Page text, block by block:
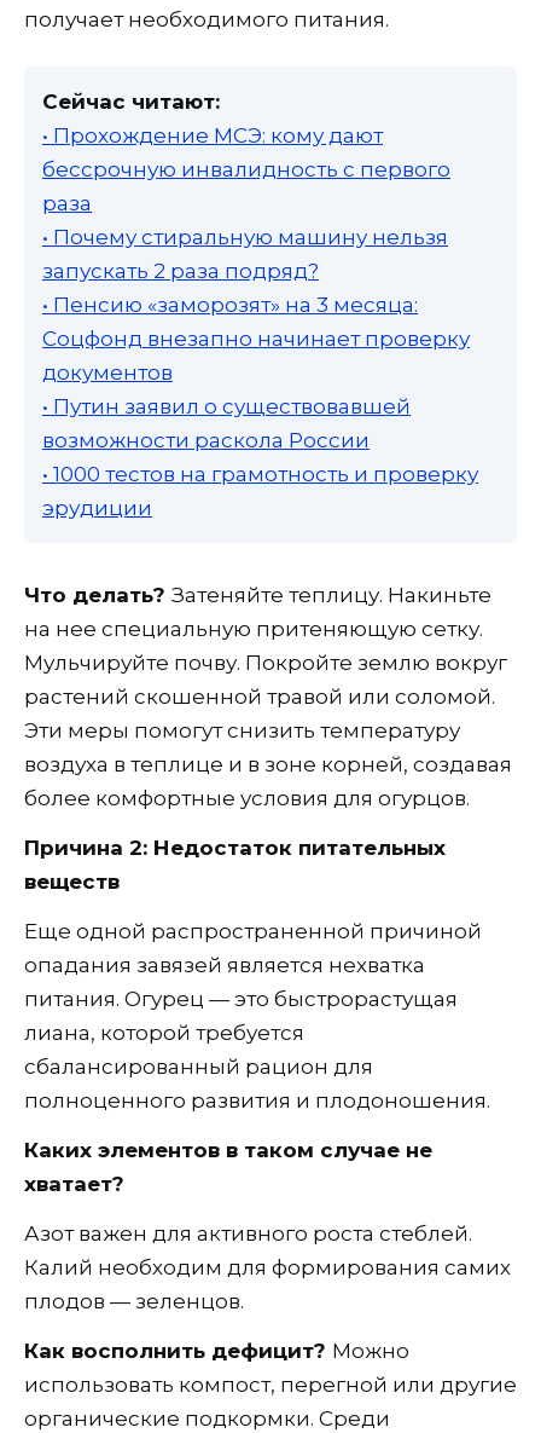
получает необходимого питания.
Сейчас читают:
• Прохождение МСЭ: кому дают
бессрочную инвалидность с первого
раза
• Почему стиральную машину нельзя
запускать 2 раза подряд?
• Пенсию «заморозят» на 3 месяца:
Соцфонд внезапно начинает проверку
документов
• Путин заявил о существовавшей
возможности раскола России
• 1000 тестов на грамотность и проверку
эрудиции
Что делать? Затеняйте теплицу. Накиньте
на нее специальную притеняющую сетку.
Мульчируйте почву. Покройте землю вокруг
растений скошенной травой или соломой.
Эти меры помогут снизить температуру
воздуха в теплице и в зоне корней, создавая
более комфортные условия для огурцов.
Причина 2: Недостаток питательных
веществ
Еще одной распространенной причиной
опадания завязей является нехватка
питания. Огурец — это быстрорастущая
лиана, которой требуется
сбалансированный рацион для
полноценного развития и плодоношения.
Каких элементов в таком случае не
хватает?
Азот важен для активного роста стеблей.
Калий необходим для формирования самих
плодов — зеленцов.
Как восполнить дефицит? Можно
использовать компост, перегной или другие
органические подкормки. Среди